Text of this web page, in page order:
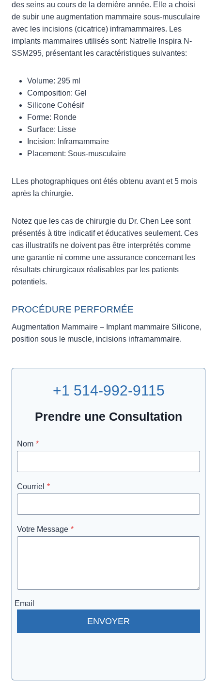
des seins au cours de la dernière année. Elle a choisi
de subir une augmentation mammaire sous-musculaire
avec les incisions (cicatrice) inframammaires. Les
implants mammaires utilisés sont: Natrelle Inspira N-
SSM295, présentant les caractéristiques suivantes:
Volume: 295 ml
Composition: Gel
Silicone Cohésif
Forme: Ronde
Surface: Lisse
Incision: Inframammaire
Placement: Sous-musculaire
LLes photographiques ont étés obtenu avant et 5 mois
après la chirurgie.
Notez que les cas de chirurgie du Dr. Chen Lee sont
présentés à titre indicatif et éducatives seulement. Ces
cas illustratifs ne doivent pas être interprétés comme
une garantie ni comme une assurance concernant les
résultats chirurgicaux réalisables par les patients
potentiels.
PROCÉDURE PERFORMÉE
Augmentation Mammaire – Implant mammaire Silicone,
position sous le muscle, incisions inframammaire.
+1 514-992-9115
Prendre une Consultation
Nom *
Courriel *
Votre Message *
Email
ENVOYER